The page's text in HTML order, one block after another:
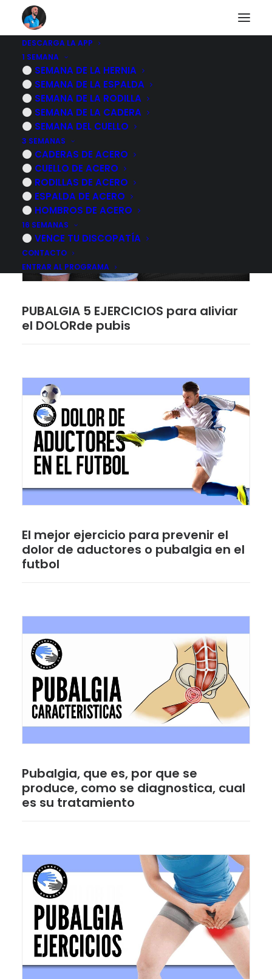
DESCARGA LA APP
1 SEMANA
SEMANA DE LA HERNIA
SEMANA DE LA ESPALDA
SEMANA DE LA RODILLA
SEMANA DE LA CADERA
SEMANA DEL CUELLO
3 SEMANAS
CADERAS DE ACERO
CUELLO DE ACERO
RODILLAS DE ACERO
ESPALDA DE ACERO
HOMBROS DE ACERO
16 SEMANAS
VENCE TU DISCOPATÍA
CONTACTO
ENTRAR AL PROGRAMA
Pubalgia
VOLVER AL CUERPO HUMANO
PUBALGIA 5 EJERCICIOS para aliviar
el DOLORde pubis
El mejor ejercicio para prevenir el
dolor de aductores o pubalgia en el
futbol
Pubalgia, que es, por que se
produce, como se diagnostica, cual
es su tratamiento